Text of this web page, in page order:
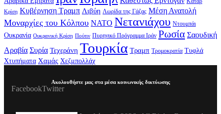
Κατάρ
Κρίση Κυβέρνηση Τραμπ Λιβύη Λωρίδα της Γάζας Μέση Ανατολή
Μοναρχίες του Κόλπου ΝΑΤΟ Νετανιάχου Ντουμπάι
Ουκρανία Ουκρανική Κρίση Πούτιν Πυρηνικό Πρόγραμμα Ιράν Ρωσία Σαουδική
Αραβία Συρία Τεχεράνη Τουρκία Τραμπ Τρομοκρατία Τυφλά
Χτυπήματα Χαμάς Χεζμπολλάχ
Ακολουθήστε μας στα μέσα κοινωνικής δικτύωσης
FacebookTwitter